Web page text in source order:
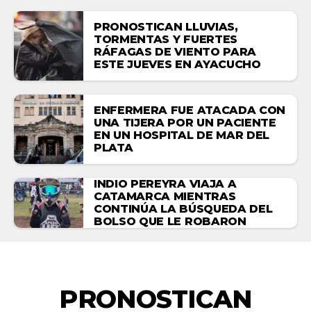
PRONOSTICAN LLUVIAS,
TORMENTAS Y FUERTES
RÁFAGAS DE VIENTO PARA
ESTE JUEVES EN AYACUCHO
ENFERMERA FUE ATACADA CON
UNA TIJERA POR UN PACIENTE
EN UN HOSPITAL DE MAR DEL
PLATA
INDIO PEREYRA VIAJA A
CATAMARCA MIENTRAS
CONTINÚA LA BÚSQUEDA DEL
BOLSO QUE LE ROBARON
PRONOSTICAN